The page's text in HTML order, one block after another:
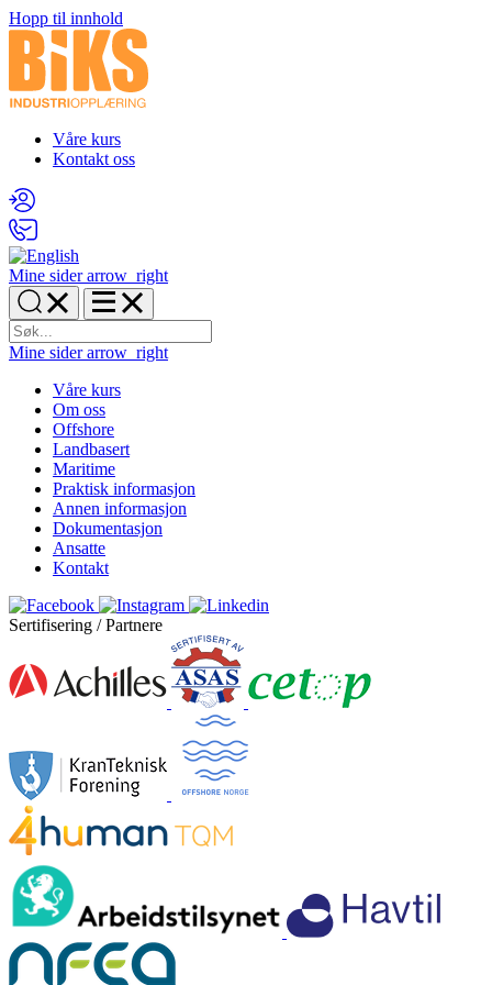
Hopp til innhold
Våre kurs
Kontakt oss
Mine sider arrow_right
Mine sider arrow_right
Våre kurs
Om oss
Offshore
Landbasert
Maritime
Praktisk informasjon
Annen informasjon
Dokumentasjon
Ansatte
Kontakt
Sertifisering / Partnere